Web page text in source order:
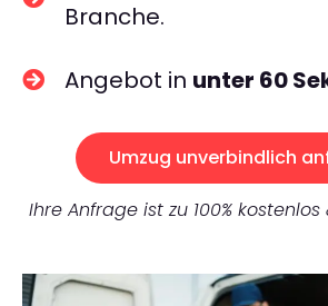
Branche.
Angebot in unter 60
Umzug unverbindlich
Ihre Anfrage ist zu 100%